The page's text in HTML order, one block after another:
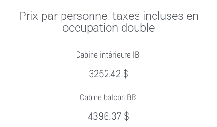
Prix par personne, taxes incluses en
occupation double
Cabine intérieure IB
3252.42 $
Cabine balcon BB
4396.37 $